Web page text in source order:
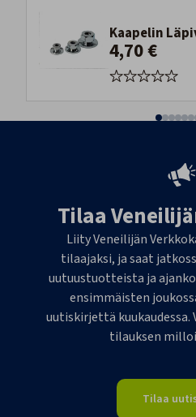
Kaapelin
4,70 €
Tilaa
Liity Veneilijän
tilaajaksi, ja saat
uutuustuotteista ja
ensimmäisten
uutiskirjettä kuukaudessa.
tilauksen
Tilaa